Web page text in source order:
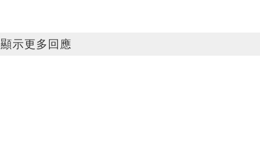
顯示更多回應